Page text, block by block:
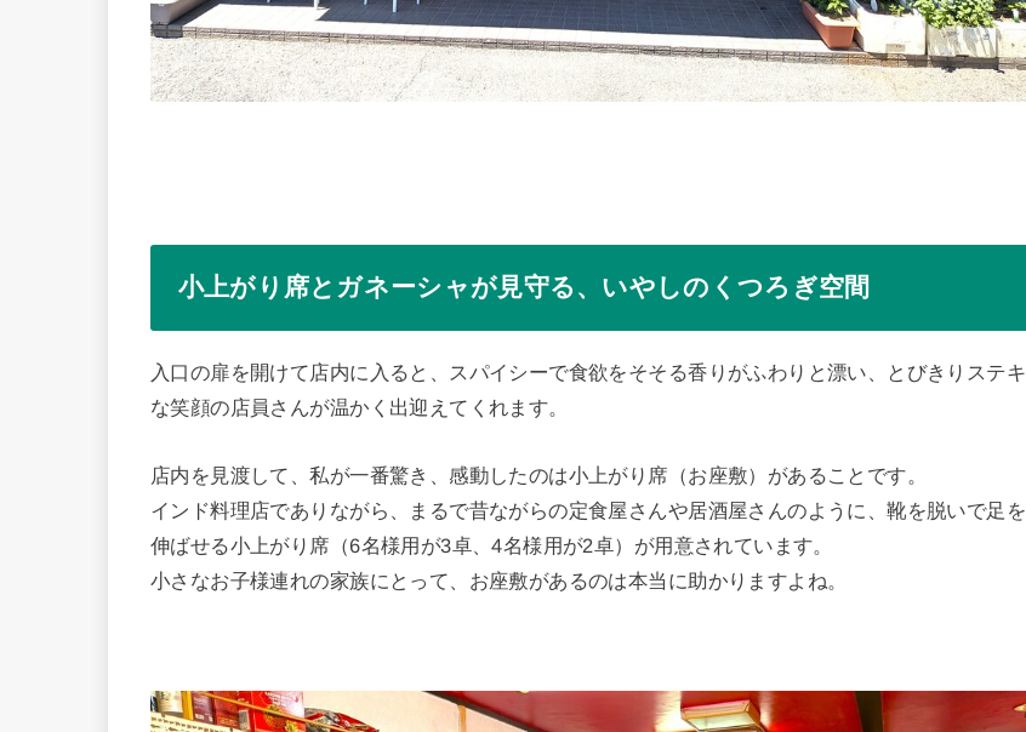
小上がり席とガネーシャが見守る、いやしのくつろぎ空間
入口の扉を開けて店内に入ると、スパイシーで食欲をそそる香りがふわりと漂い、とびきりステキ
な笑顔の店員さんが温かく出迎えてくれます。
店内を見渡して、私が一番驚き、感動したのは小上がり席（お座敷）があることです。
インド料理店でありながら、まるで昔ながらの定食屋さんや居酒屋さんのように、靴を脱いで足を
伸ばせる小上がり席（6名様用が3卓、4名様用が2卓）が用意されています。
小さなお子様連れの家族にとって、お座敷があるのは本当に助かりますよね。